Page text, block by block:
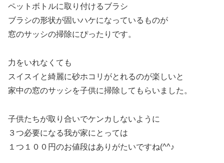
ペットボトルに取り付けるブラシ
ブラシの形状が固いハケになっているものが
窓のサッシの掃除にぴったりです。
力をいれなくても
スイスイと綺麗に砂ホコリがとれるのが楽しいと
家中の窓のサッシを子供に掃除してもらいました。
子供たちが取り合いでケンカしないように
３つ必要になる我が家にとっては
１つ１００円のお値段はありがたいですね(^^♪